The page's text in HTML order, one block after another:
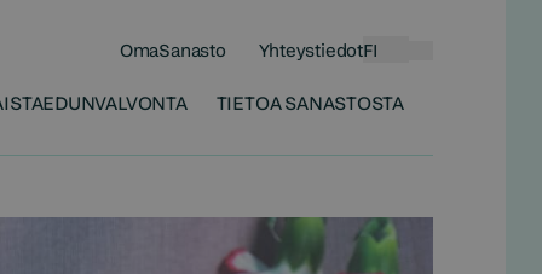
OmaSanasto YhteystiedotFI
EDUNVALVONTA TIETOA SANASTOSTA